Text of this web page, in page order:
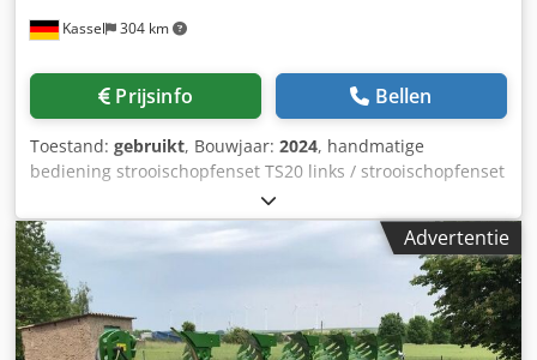
Kassel 304 km
Prijsinfo Bellen
Toestand: gebruikt, Bouwjaar: 2024, handmatige
bediening strooischopfenset TS20 links / strooischopfenset
TS20 rechts, hydraulische aandrijving links met AutoTS en
FlowControl ProfiSPro, hydraulische aandrijving rechts met
AutoTS en FlowControl ProfiSPro, hoofdschijf links met
AutoTS / hoofdschijf rechts Djdotrdzwspfx Aqpjck
Advertentie